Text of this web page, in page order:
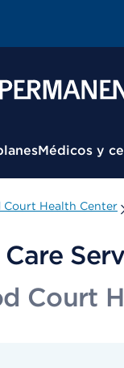
Médicos y
Court Health Center
Court